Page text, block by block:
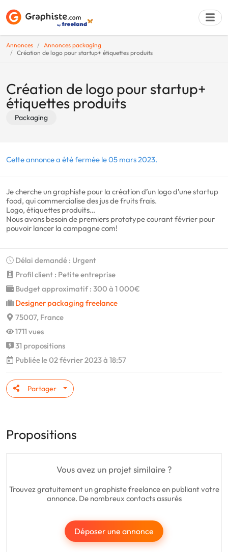
Annonces
Annonces packaging
Création de logo pour startup+ étiquettes produits
Création de logo pour startup+
étiquettes produits
Packaging
Cette annonce a été fermée le 05 mars 2023.
Je cherche un graphiste pour la création d’un logo d’une startup
food, qui commercialise des jus de fruits frais.
Logo, étiquettes produits…
Nous avons besoin de premiers prototype courant février pour
pouvoir lancer la campagne com!
Délai demandé : Urgent
Profil client : Petite entreprise
Budget approximatif : 300 à 1 000€
Designer packaging freelance
75007, France
1711 vues
31 propositions
Publiée le 02 février 2023 à 18:57
Partager
Propositions
Vous avez un projet similaire ?
Trouvez gratuitement un graphiste freelance en publiant votre
annonce. De nombreux contacts assurés
Déposer une annonce